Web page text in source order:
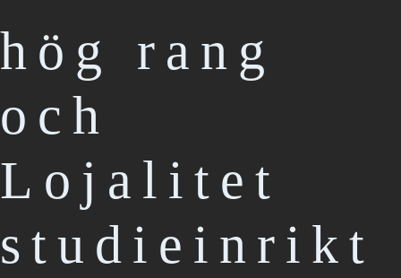
hög rang
och
Lojalitet
studieinrikt